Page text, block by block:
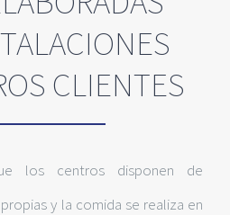
CLIENTES
los centros disponen de
y la comida se realiza en